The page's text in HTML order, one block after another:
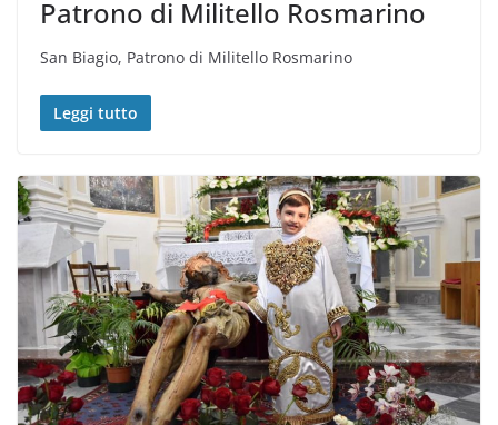
Patrono di Militello Rosmarino
San Biagio, Patrono di Militello Rosmarino
Leggi tutto